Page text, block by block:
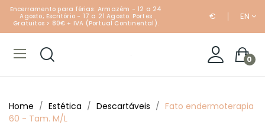
Encerramento para férias: Armazém - 12 a 24
Agosto; Escritório - 17 a 21 Agosto. Portes
Gratuitos > 80€ + IVA (Portual Continental).
€ EN
0
Home Estética Descartáveis
Fato endermoterapia
60 - Tam. M/L